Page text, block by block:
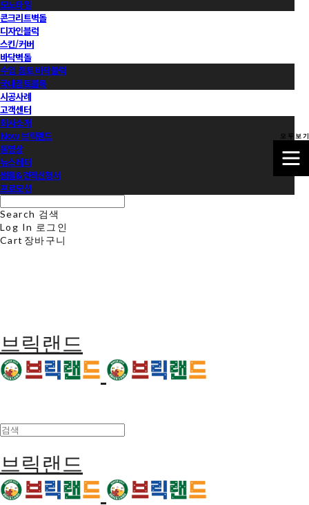
모노타일
콘크리트벽돌
디자인블럭
스킨/커버
바닥벽돌
수입 점토 바닥블럭
국내점토블록
시공사례
고객센터
회사소개
Now 브릭랜드
동영상
뉴스레터
샘플&견적신청서
프로모션
Search 검색
Log In 로그인
Cart 장바구니
브릭랜드
브릭랜드
모 두 보 기